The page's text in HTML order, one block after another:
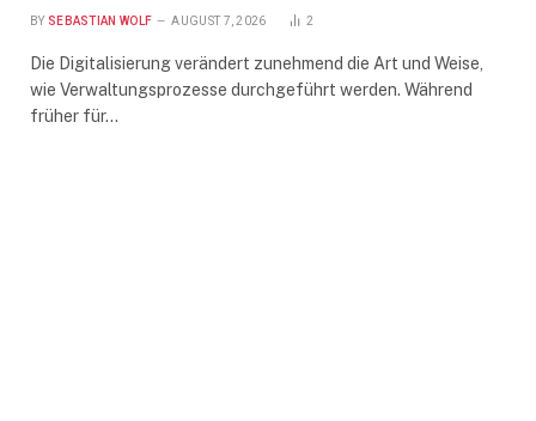
BY SEBASTIAN WOLF AUGUST 7, 2026 2
Die Digitalisierung verändert zunehmend die Art und Weise,
wie Verwaltungsprozesse durchgeführt werden. Während
früher für…